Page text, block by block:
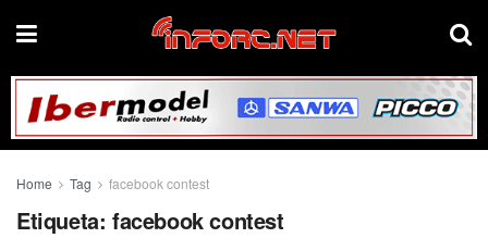
Home Tag facebook contest
Etiqueta: facebook contest